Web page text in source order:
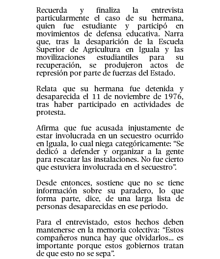
Recuerda y finaliza la entrevista
particularmente el caso de su hermana,
quien fue estudiante y participó en
movimientos de defensa educativa. Narra
que, tras la desaparición de la Escuela
Superior de Agricultura en Iguala y las
movilizaciones estudiantiles para su
recuperación, se produjeron actos de
represión por parte de fuerzas del Estado.
Relata que su hermana fue detenida y
desaparecida el 11 de noviembre de 1976,
tras haber participado en actividades de
protesta.
Afirma que fue acusada injustamente de
estar involucrada en un secuestro ocurrido
en Iguala, lo cual niega categóricamente: “Se
dedicó a defender y organizar a la gente
para rescatar las instalaciones. No fue cierto
que estuviera involucrada en el secuestro”.
Desde entonces, sostiene que no se tiene
información sobre su paradero, lo que
forma parte, dice, de una larga lista de
personas desaparecidas en ese periodo.
Para el entrevistado, estos hechos deben
mantenerse en la memoria colectiva: “Estos
compañeros nunca hay que olvidarlos… es
importante porque estos gobiernos tratan
de que esto no se sepa”.